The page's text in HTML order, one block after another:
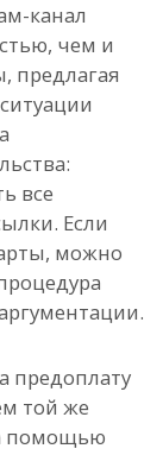
канал
чем и
предлагая
все
Если
можно
предоплату
той же
помощью